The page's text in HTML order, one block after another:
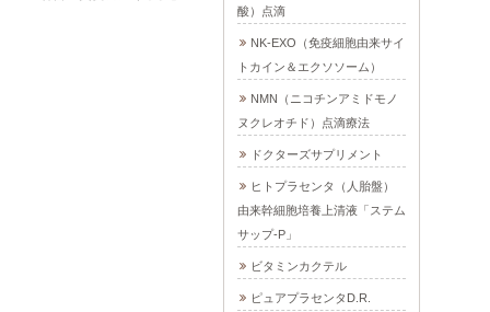
酸）点滴
NK-EXO（免疫細胞由来サイ
トカイン＆エクソソーム）
NMN（ニコチンアミドモノ
ヌクレオチド）点滴療法
ドクターズサプリメント
ヒトプラセンタ（人胎盤）
由来幹細胞培養上清液「ステム
サップ-P」
ビタミンカクテル
ピュアプラセンタD.R.